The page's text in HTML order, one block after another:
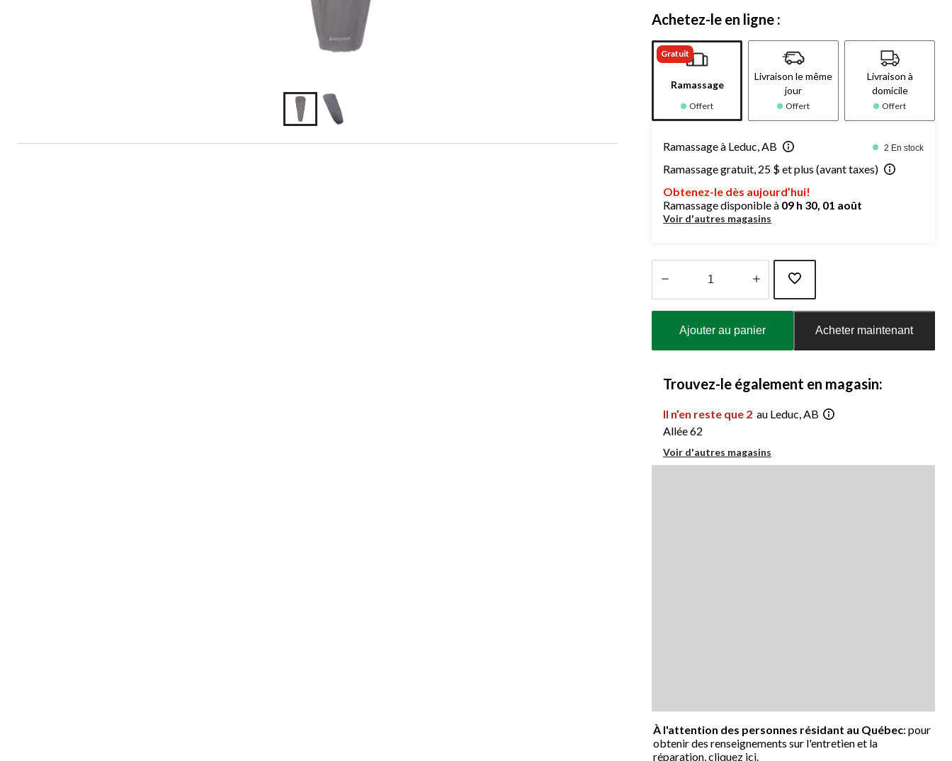
Achetez-le en ligne :
Gratuit
Ramassage
Offert
Livraison le même
jour
Offert
Livraison à
domicile
Offert
Ramassage à Leduc, AB 2 En stock
Ramassage gratuit, 25 $ et plus (avant taxes)
Obtenez-le dès aujourd’hui!
Ramassage disponible à 09 h 30, 01 août
Voir d'autres magasins
Ajouter au panier Acheter maintenant
Trouvez-le également en magasin:
Il n’en reste que 2 au Leduc, AB
Allée 62
Voir d'autres magasins
À l'attention des personnes résidant au Québec: pour
obtenir des renseignements sur l'entretien et la
réparation,cliquez ici.